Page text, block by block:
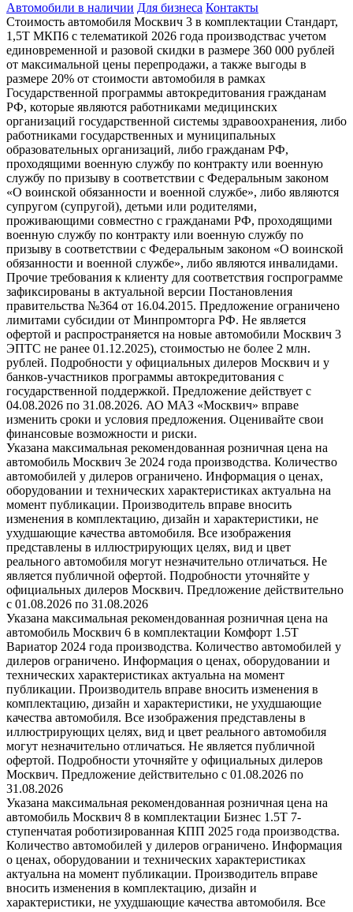
Автомобили в наличии Для бизнеса Контакты
Стоимость автомобиля Москвич 3 в комплектации Стандарт,
1,5Т МКП6 с телематикой 2026 года производствас учетом
единовременной и разовой скидки в размере 360 000 рублей
от максимальной цены перепродажи, а также выгоды в
размере 20% от стоимости автомобиля в рамках
Государственной программы автокредитования гражданам
РФ, которые являются работниками медицинских
организаций государственной системы здравоохранения, либо
работниками государственных и муниципальных
образовательных организаций, либо гражданам РФ,
проходящими военную службу по контракту или военную
службу по призыву в соответствии с Федеральным законом
«О воинской обязанности и военной службе», либо являются
супругом (супругой), детьми или родителями,
проживающими совместно с гражданами РФ, проходящими
военную службу по контракту или военную службу по
призыву в соответствии с Федеральным законом «О воинской
обязанности и военной службе», либо являются инвалидами.
Прочие требования к клиенту для соответствия госпрограмме
зафиксированы в актуальной версии Постановления
правительства №364 от 16.04.2015. Предложение ограничено
лимитами субсидии от Минпромторга РФ. Не является
офертой и распространяется на новые автомобили Москвич 3
ЭПТС не ранее 01.12.2025), стоимостью не более 2 млн.
рублей. Подробности у официальных дилеров Москвич и у
банков-участников программы автокредитования с
государственной поддержкой. Предложение действует с
04.08.2026 по 31.08.2026. АО МАЗ «Москвич» вправе
изменить сроки и условия предложения. Оценивайте свои
финансовые возможности и риски.
Указана максимальная рекомендованная розничная цена на
автомобиль Москвич 3e 2024 года производства. Количество
автомобилей у дилеров ограничено. Информация о ценах,
оборудовании и технических характеристиках актуальна на
момент публикации. Производитель вправе вносить
изменения в комплектацию, дизайн и характеристики, не
ухудшающие качества автомобиля. Все изображения
представлены в иллюстрирующих целях, вид и цвет
реального автомобиля могут незначительно отличаться. Не
является публичной офертой. Подробности уточняйте у
официальных дилеров Москвич. Предложение действительно
с 01.08.2026 по 31.08.2026
Указана максимальная рекомендованная розничная цена на
автомобиль Москвич 6 в комплектации Комфорт 1.5T
Вариатор 2024 года производства. Количество автомобилей у
дилеров ограничено. Информация о ценах, оборудовании и
технических характеристиках актуальна на момент
публикации. Производитель вправе вносить изменения в
комплектацию, дизайн и характеристики, не ухудшающие
качества автомобиля. Все изображения представлены в
иллюстрирующих целях, вид и цвет реального автомобиля
могут незначительно отличаться. Не является публичной
офертой. Подробности уточняйте у официальных дилеров
Москвич. Предложение действительно с 01.08.2026 по
31.08.2026
Указана максимальная рекомендованная розничная цена на
автомобиль Москвич 8 в комплектации Бизнес 1.5T 7-
ступенчатая роботизированная КПП 2025 года производства.
Количество автомобилей у дилеров ограничено. Информация
о ценах, оборудовании и технических характеристиках
актуальна на момент публикации. Производитель вправе
вносить изменения в комплектацию, дизайн и
характеристики, не ухудшающие качества автомобиля. Все